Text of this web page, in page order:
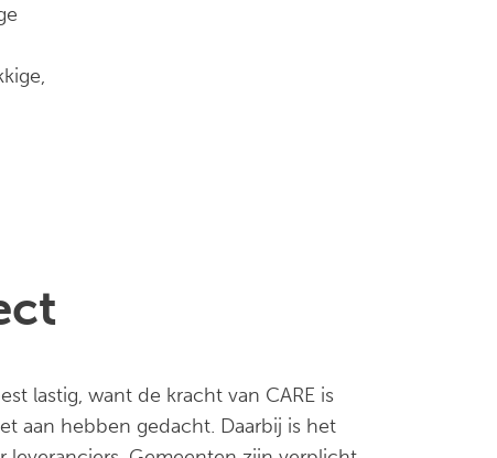
lastig, want de kracht van CARE is
aan hebben gedacht. Daarbij is het